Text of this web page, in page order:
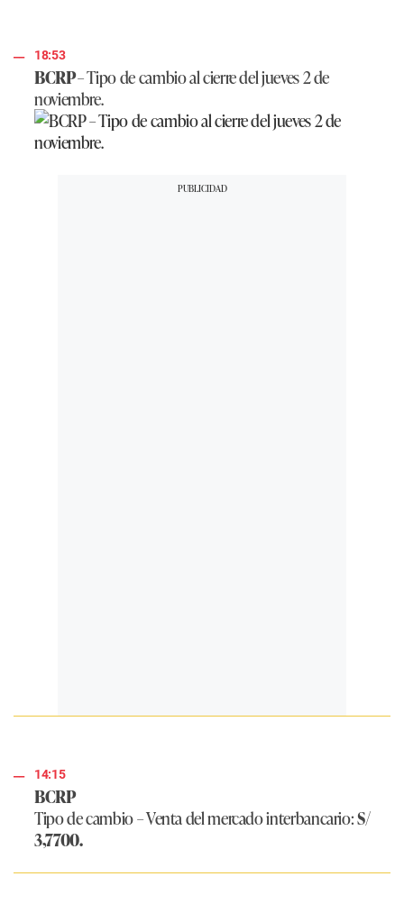
18:53
BCRP –Tipo de cambio al cierre del jueves 2 de
noviembre.
14:15
BCRP
Tipo de cambio – Venta del mercado interbancario:S/
3,7700.